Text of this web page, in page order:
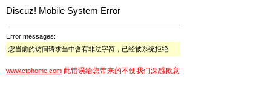
Discuz! Mobile System Error
Error messages:
您当前的访问请求当中含有非法字符，已经被系统拒绝
www.ctphome.com 此错误给您带来的不便我们深感歉意